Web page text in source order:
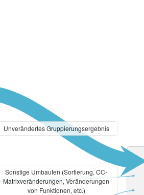
Unverändertes Gruppierungsergebnis
Sonstige Umbauten (Sortierung, CC-
Matrixveränderungen, Veränderungen
von Funktionen, etc.)